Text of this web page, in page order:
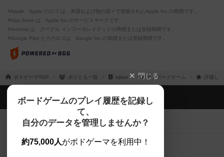
※Apple、Apple のロゴ は、米国および他の国々で登録されたApple Inc.の商標です。
※App Store は、Apple Inc.のサービスマークです。
※Android は、グーグル インコーポレイテッドの商標または登録商標です。
※Google Play とそのロゴは、Google Inc.の商標または登録商標です。
ボドゲーマTOP ボドとも一覧 ojitan マイボードゲーム 評価し
閉じる
ボードゲームのプレイ履歴を記録し
て、
自分のデータを管理しませんか？
約75,000人がボドゲーマを利用中！
ボドゲーマTOP
ボードゲームを検索する
ボードゲームの新着レビュー